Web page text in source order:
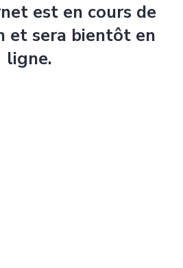
est en cours de
et sera bientôt en
ligne.